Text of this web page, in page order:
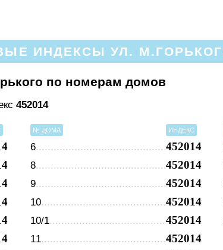
ИНДЕКСЫ УЛ.
по номерам домов
452014
№ ДОМА ИНДЕКС
6 452014
8 452014
9 452014
10 452014
10/1 452014
11 452014